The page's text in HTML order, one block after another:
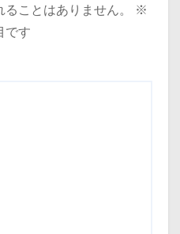
ことはありません。
※
です